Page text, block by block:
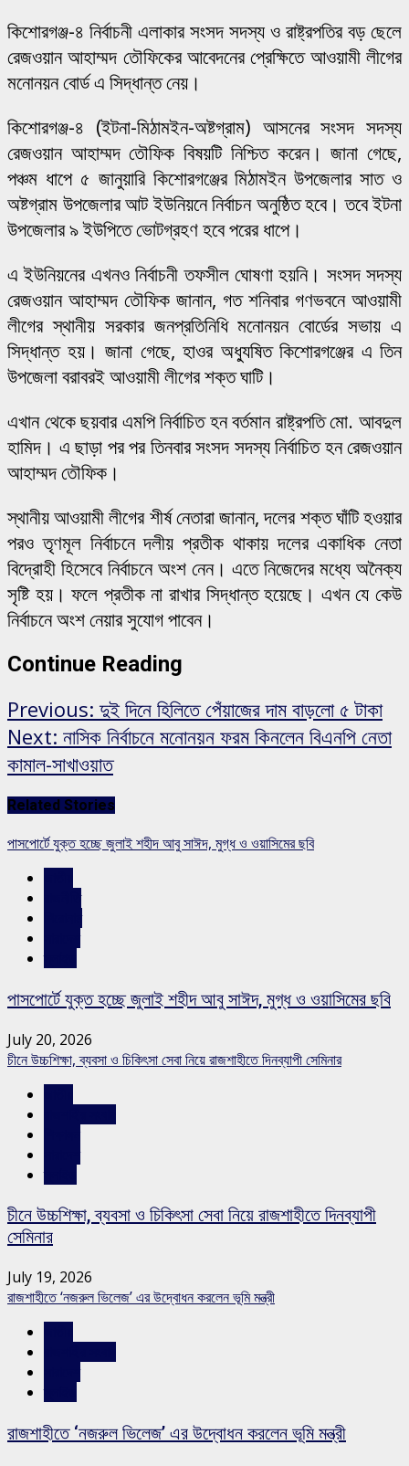
কিশোরগঞ্জ-৪ নির্বাচনী এলাকার সংসদ সদস্য ও রাষ্ট্রপতির বড় ছেলে
রেজওয়ান আহাম্মদ তৌফিকের আবেদনের প্রেক্ষিতে আওয়ামী লীগের
মনোনয়ন বোর্ড এ সিদ্ধান্ত নেয়।
কিশোরগঞ্জ-৪ (ইটনা-মিঠামইন-অষ্টগ্রাম) আসনের সংসদ সদস্য
রেজওয়ান আহাম্মদ তৌফিক বিষয়টি নিশ্চিত করেন। জানা গেছে,
পঞ্চম ধাপে ৫ জানুয়ারি কিশোরগঞ্জের মিঠামইন উপজেলার সাত ও
অষ্টগ্রাম উপজেলার আট ইউনিয়নে নির্বাচন অনুষ্ঠিত হবে। তবে ইটনা
উপজেলার ৯ ইউপিতে ভোটগ্রহণ হবে পরের ধাপে।
এ ইউনিয়নের এখনও নির্বাচনী তফসীল ঘোষণা হয়নি। সংসদ সদস্য
রেজওয়ান আহাম্মদ তৌফিক জানান, গত শনিবার গণভবনে আওয়ামী
লীগের স্থানীয় সরকার জনপ্রতিনিধি মনোনয়ন বোর্ডের সভায় এ
সিদ্ধান্ত হয়। জানা গেছে, হাওর অধ্যুষিত কিশোরগঞ্জের এ তিন
উপজেলা বরাবরই আওয়ামী লীগের শক্ত ঘাটি।
এখান থেকে ছয়বার এমপি নির্বাচিত হন বর্তমান রাষ্ট্রপতি মো. আবদুল
হামিদ। এ ছাড়া পর পর তিনবার সংসদ সদস্য নির্বাচিত হন রেজওয়ান
আহাম্মদ তৌফিক।
স্থানীয় আওয়ামী লীগের শীর্ষ নেতারা জানান, দলের শক্ত ঘাঁটি হওয়ার
পরও তৃণমূল নির্বাচনে দলীয় প্রতীক থাকায় দলের একাধিক নেতা
বিদ্রোহী হিসেবে নির্বাচনে অংশ নেন। এতে নিজেদের মধ্যে অনৈক্য
সৃষ্টি হয়। ফলে প্রতীক না রাখার সিদ্ধান্ত হয়েছে। এখন যে কেউ
নির্বাচনে অংশ নেয়ার সুযোগ পাবেন।
Continue Reading
Previous: দুই দিনে হিলিতে পেঁয়াজের দাম বাড়লো ৫ টাকা
Next: নাসিক নির্বাচনে মনোনয়ন ফরম কিনলেন বিএনপি নেতা
কামাল-সাখাওয়াত
Related Stories
পাসপোর্টে যুক্ত হচ্ছে জুলাই শহীদ আবু সাঈদ, মুগ্ধ ও ওয়াসিমের ছবি
পাসপোর্টে যুক্ত হচ্ছে জুলাই শহীদ আবু সাঈদ, মুগ্ধ ও ওয়াসিমের ছবি
July 20, 2026
চীনে উচ্চশিক্ষা, ব্যবসা ও চিকিৎসা সেবা নিয়ে রাজশাহীতে দিনব্যাপী সেমিনার
চীনে উচ্চশিক্ষা, ব্যবসা ও চিকিৎসা সেবা নিয়ে রাজশাহীতে দিনব্যাপী
সেমিনার
July 19, 2026
রাজশাহীতে ‘নজরুল ভিলেজ’ এর উদ্বোধন করলেন ভূমি মন্ত্রী
রাজশাহীতে ‘নজরুল ভিলেজ’ এর উদ্বোধন করলেন ভূমি মন্ত্রী